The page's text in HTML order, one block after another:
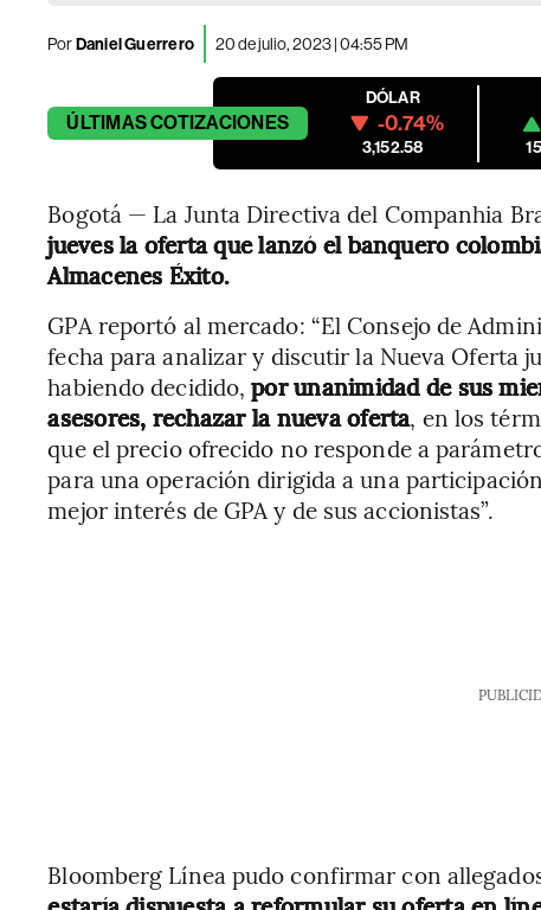
PorDaniel Guerrero 20 de julio, 2023 | 04:55 PM
ÚLTIMASCOTIZACIONES
DÓLAR
-0.74%
3,152.58
Bogotá — La Junta Directiva del Companhia
jueves la oferta que lanzó el banquero
Almacenes Éxito.
GPA reportó al mercado: “El Consejo de
fecha para analizar y discutir la Nueva Oferta
habiendo decidido,por unanimidad de sus
asesores, rechazar la nueva oferta, en los
que el precio ofrecido no responde a
para una operación dirigida a una
mejor interés de GPA y de sus accionistas”.
Bloomberg Línea pudo confirmar con